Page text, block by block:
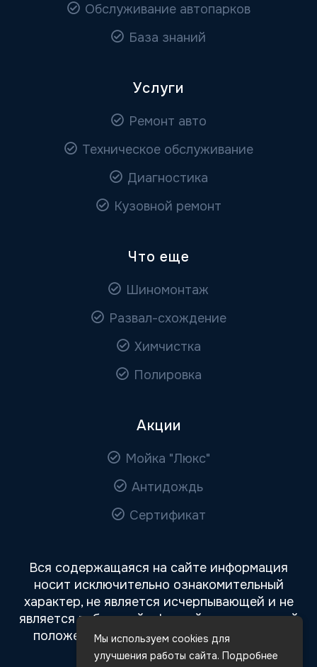
Обслуживание автопарков
База знаний
Услуги
Ремонт авто
Техническое обслуживание
Диагностика
Кузовной ремонт
Что еще
Шиномонтаж
Развал-схождение
Химчистка
Полировка
Акции
Мойка "Люкс"
Антидождь
Сертификат
Вся содержащаяся на сайте информация
носит исключительно ознакомительный
характер, не является исчерпывающей и не
является публичной офертой, определяемой
положениями статьи 437 Гражданского
кодекса РФ.
Мы используем cookies для
улучшения работы сайта. Подробнее